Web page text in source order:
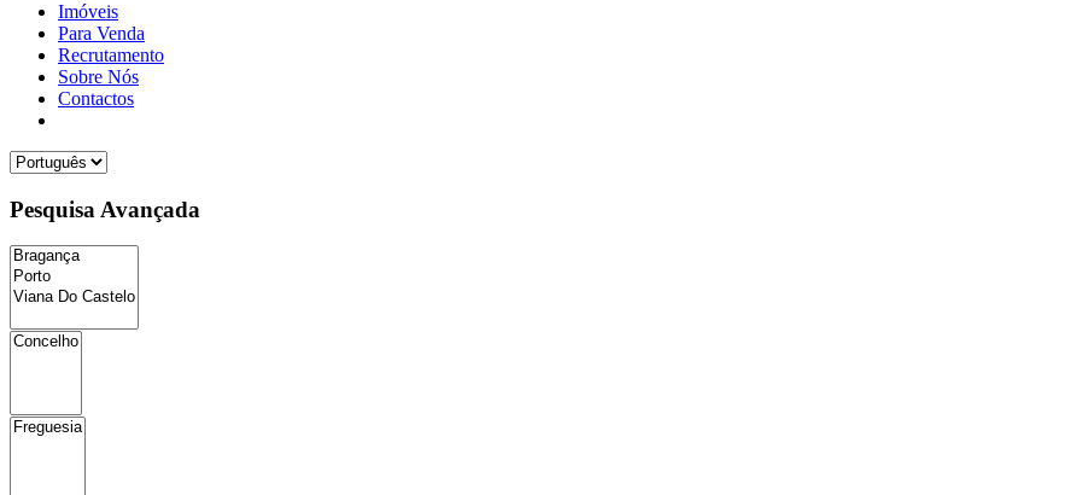
Imóveis
Para Venda
Recrutamento
Sobre Nós
Contactos
Pesquisa Avançada